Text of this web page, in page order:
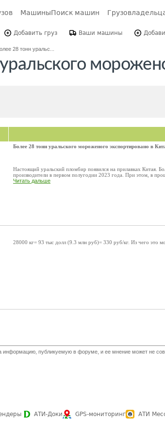
МашиныПоиск машин
Добавить груз Ваши машины
28 тонн уральс...
Более 28 тонн уральского мороженого экспортировано в
Настоящий уральский пломбир появился на прилавках Китая.
производители в первом полугодии 2023 года. При этом, в
Читать дальше
28000 кг= 93 тыс долл (9.3 млн руб)= 330 руб/кг. Из чего это
информацию, публикуемую в форуме, и ее мнение может не
АТИ-Доки GPS-мониторинг АТИ